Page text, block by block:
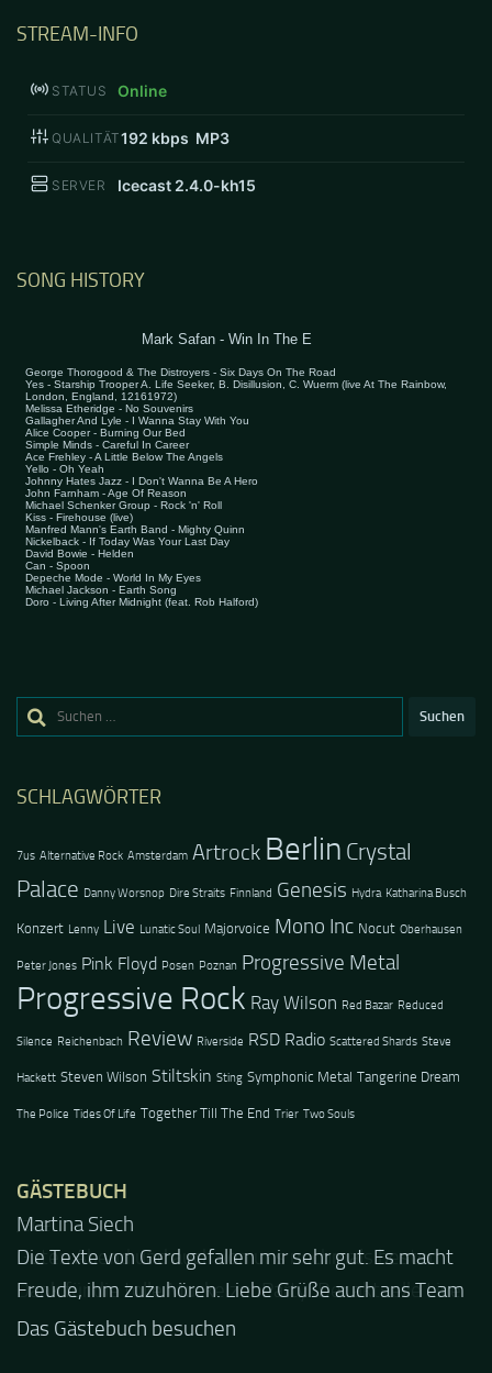
STREAM-INFO
STATUS Online
QUALITÄT192 kbps MP3
SERVER Icecast 2.4.0-kh15
SONG HISTORY
Suchen
SCHLAGWÖRTER
7us Alternative Rock Amsterdam Artrock Berlin Crystal
Palace Danny Worsnop Dire Straits Finnland Genesis Hydra Katharina Busch
Konzert Lenny Live Lunatic Soul Majorvoice Mono Inc Nocut Oberhausen
Peter Jones Pink Floyd Posen Poznan Progressive Metal
Progressive Rock Ray Wilson Red Bazar Reduced
Silence Reichenbach Review Riverside RSD Radio Scattered Shards Steve
Hackett Steven Wilson Stiltskin Sting Symphonic Metal Tangerine Dream
The Police Tides Of Life Together Till The End Trier Two Souls
GÄSTEBUCH
Jacel
Guten Abend und auch von uns nochmals besten
Dank für die tolle Mucke zur Party! Der aktuelle Live
Stream ist eine schöne Zusammenfassung - Merci...